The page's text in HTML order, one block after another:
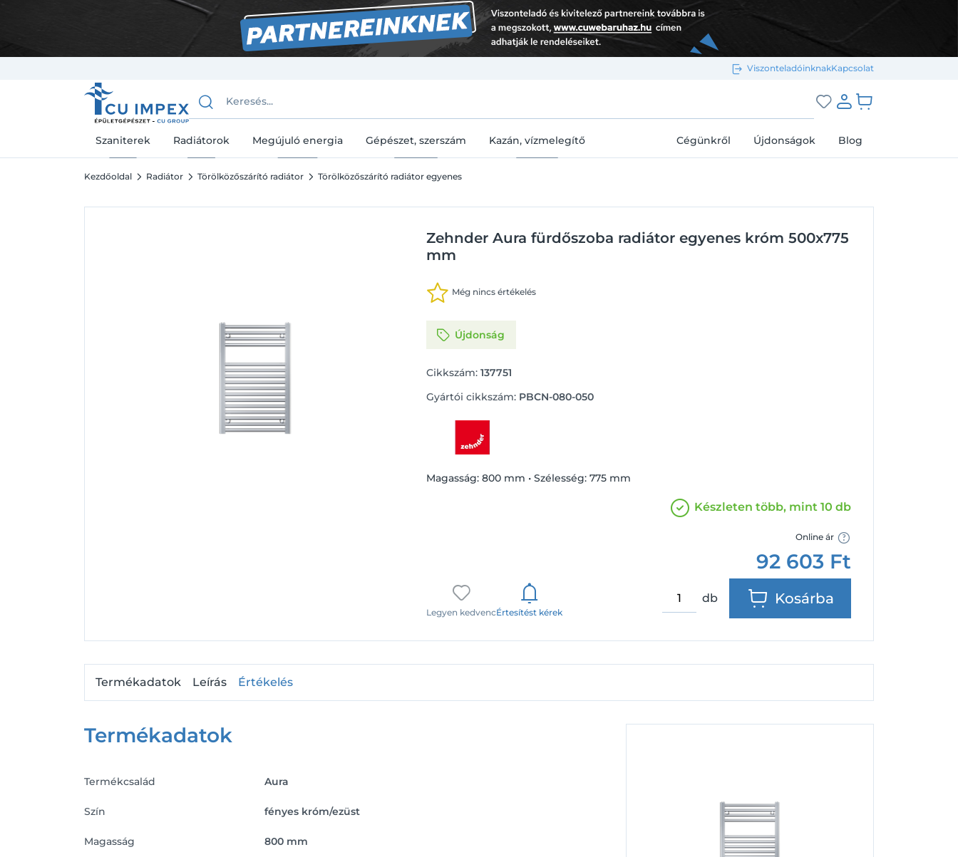
ViszonteladóinknakKapcsolat
Bejelentkezés e-mail-címmel
Szaniterek Radiátorok Megújuló energia Gépészet, szerszám Kazán, vízmelegítő Cégünkről Újdonságok Blog
Kezdőoldal Radiátor Törölközőszárító radiátor Törölközőszárító radiátor egyenes
Zehnder Aura fürdőszoba radiátor egyenes króm 500x775
mm
Még nincs értékelés
Újdonság
Cikkszám: 137751
Gyártói cikkszám: PBCN-080-050
Magasság: 800 mm • Szélesség: 775 mm
Legyen kedvencÉrtesítést kérek
Készleten több, mint 10 db
Online ár
92 603 Ft
db Kosárba
Termékadatok Leírás Értékelés
Termékadatok
Termékcsalád Aura
Szín fényes króm/ezüst
Magasság 800 mm